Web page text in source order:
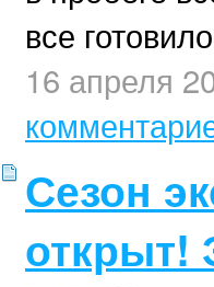
все
16 апреля
Сезон
открыт!